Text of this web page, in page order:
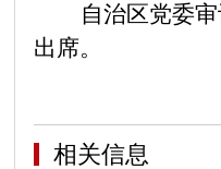
自治区党委
出席。
相关信息